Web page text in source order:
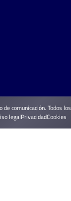
comunicación. Todos
legalPrivacidadCookies